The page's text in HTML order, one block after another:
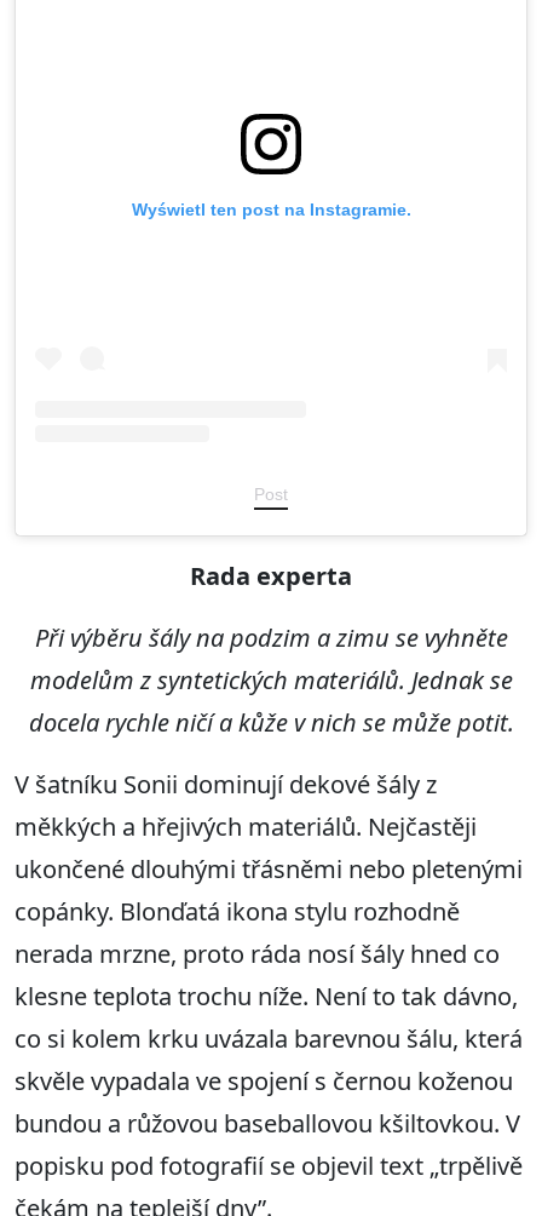
Wyświetl ten post na Instagramie.
Post
Rada experta
Při výběru šály na podzim a zimu se vyhněte
modelům z syntetických materiálů. Jednak se
docela rychleničía kůže v nich se může potit.
V šatníku Sonii dominují dekové šály z
měkkých a hřejivých materiálů. Nejčastěji
ukončené dlouhými třásněmi nebo pletenými
copánky. Blonďatá ikona stylu rozhodně
nerada mrzne, proto ráda nosí šály hned co
klesne teplota trochu níže. Není to tak dávno,
co si kolem krku uvázala barevnou šálu, která
skvěle vypadala ve spojení s černou koženou
bundou a růžovou baseballovou kšiltovkou. V
popisku pod fotografií se objevil text „trpělivě
čekám na teplejší dny”.